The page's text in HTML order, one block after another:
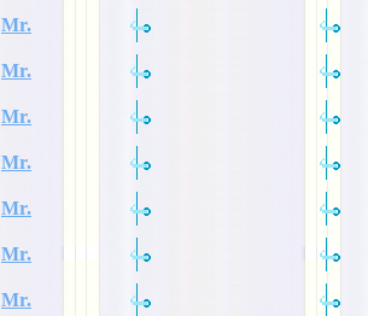
Mr.
Mr.
Mr.
Mr.
Mr.
Mr.
Mr.